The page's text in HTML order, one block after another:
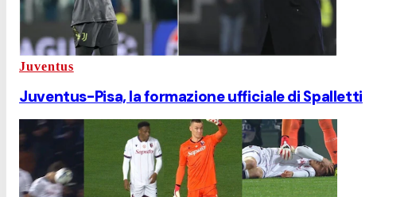
Juventus
Juventus-Pisa, la formazione ufficiale di Spalletti